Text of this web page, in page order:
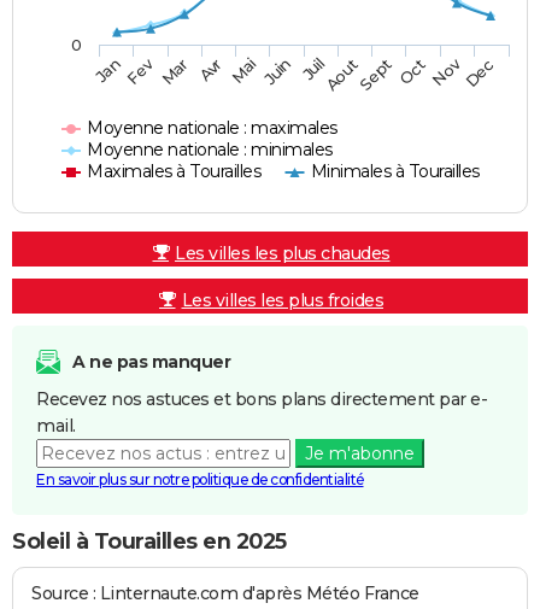
Moyenne nationale : maximales
Moyenne nationale : minimales
Maximales à Tourailles
Minimales à Tourailles
JanFev Mar Avr Mai Juin JuilAoutSept OctNovDec
0
Les villes les plus chaudes
Les villes les plus froides
A ne pas manquer
Recevez nos astuces et bons plans directement par e-
mail.
Je m'abonne
En savoir plus sur notre politique de confidentialité
Soleil à Tourailles en 2025
Source : Linternaute.com d'après Météo France